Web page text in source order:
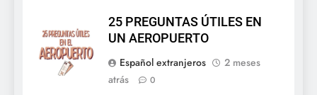
25 PREGUNTAS ÚTILES EN
UN AEROPUERTO
Español extranjeros
2 meses
atrás
0